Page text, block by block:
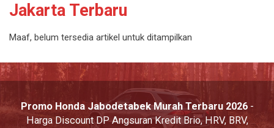
Jakarta Terbaru
Maaf, belum tersedia artikel untuk ditampilkan
Promo Honda Jabodetabek Murah Terbaru 2026-
Harga Discount DP Angsuran Kredit Brio, HRV, BRV,